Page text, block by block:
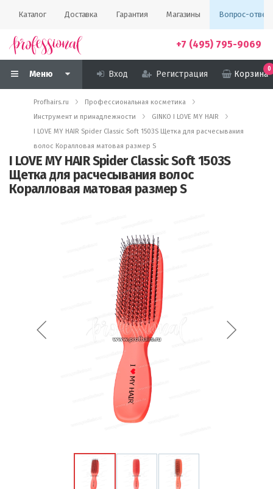
Каталог Доставка Гарантия Магазины Вопрос-ответ
+7 (495) 795-9069
Меню Вход Регистрация Корзина
0
Profhairs.ru
Профессиональная косметика
Инструмент и принадлежности
GINKO I LOVE MY HAIR
I LOVE MY HAIR Spider Classic Soft 1503S Щетка для расчесывания
волос Коралловая матовая размер S
I LOVE MY HAIR Spider Classic Soft 1503S
Щетка для расчесывания волос
Коралловая матовая размер S